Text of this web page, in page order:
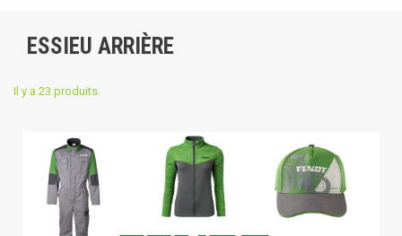
ESSIEU ARRIÈRE
Il y a 23 produits.